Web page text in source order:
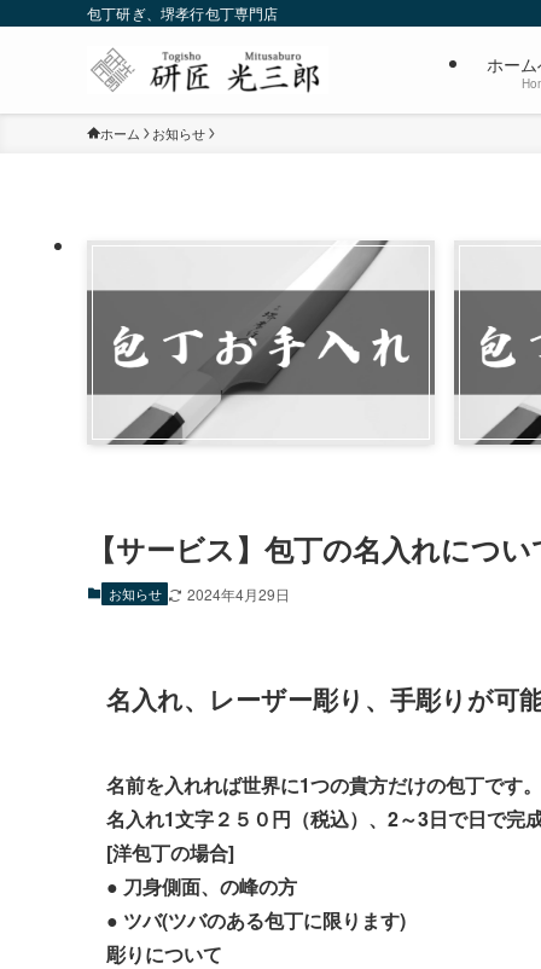
包丁研ぎ、堺孝行包丁専門店
ホー
ホーム お知らせ
【サービス】包丁の名入れについ
お知らせ 2024年4月29日
名入れ、レーザー彫り、手彫りが可
名前を入れれば世界に1つの貴方だけの包丁です。
名入れ1文字２５０円（税込）、2～3日で日で完
[洋包丁の場合]
● 刀身側面、の峰の方
● ツバ(ツバのある包丁に限ります)
彫りについて